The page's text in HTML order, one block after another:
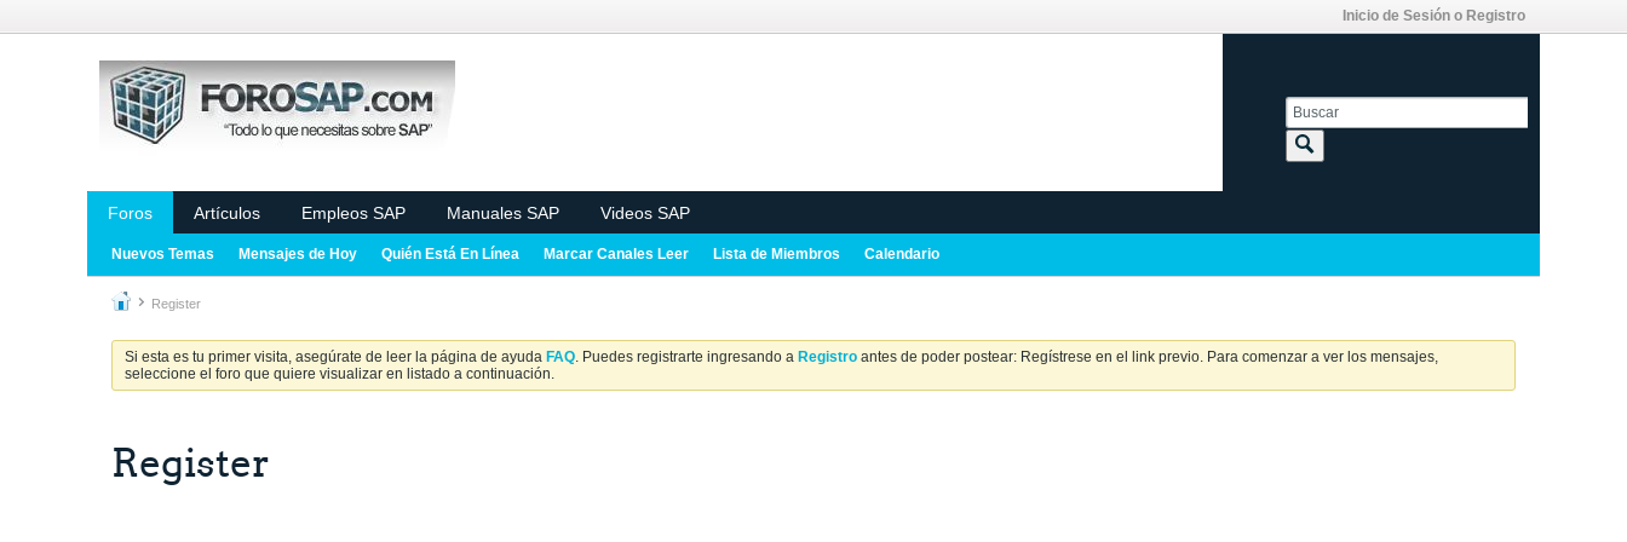
Inicio de Sesión o Registro
Foros Artículos Empleos SAP Manuales SAP Videos SAP
Nuevos Temas Mensajes de Hoy Quién Está En Línea Marcar Canales Leer Lista de Miembros Calendario
Register
Si esta es tu primer visita, asegúrate de leer la página de ayuda FAQ. Puedes registrarte ingresando a Registro antes de poder postear: Regístrese en el link previo. Para comenzar a ver los mensajes,
seleccione el foro que quiere visualizar en listado a continuación.
Register